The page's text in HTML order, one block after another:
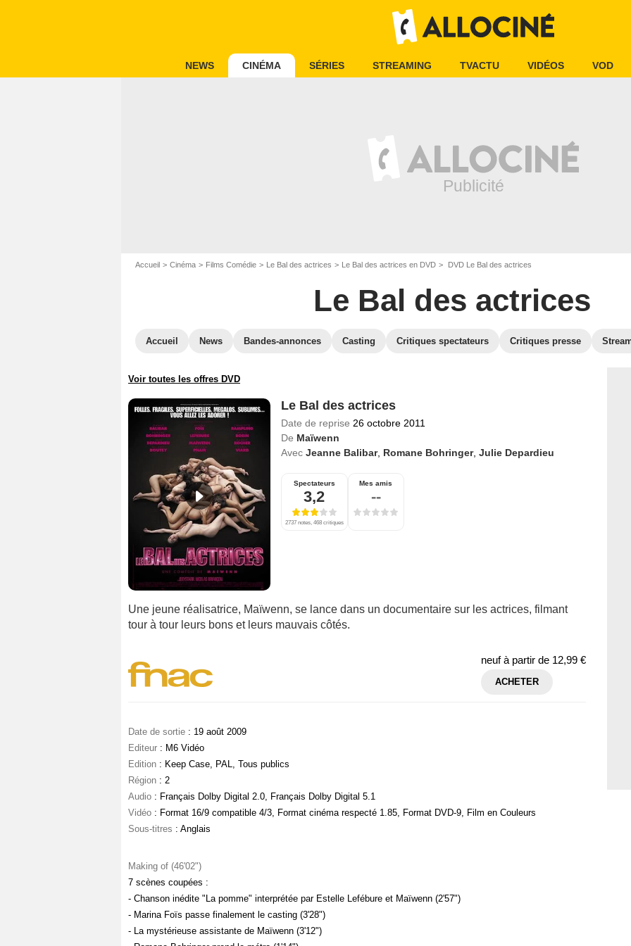
NEWS CINÉMA SÉRIES STREAMING TVACTU VIDÉOS VOD
Accueil Cinéma Films Comédie Le Bal des actrices Le Bal des actrices en DVD DVD Le Bal des actrices
Le Bal des actrices
Accueil News Bandes-annonces Casting Critiques spectateurs Critiques presse
Voir toutes les offres DVD
Le Bal des actrices
Date de reprise 26 octobre 2011
De Maïwenn
Avec Jeanne Balibar, Romane Bohringer, Julie Depardieu
Spectateurs
3,2
2737 notes, 468 critiques
Mes amis
--
Une jeune réalisatrice, Maïwenn, se lance dans un documentaire sur les actrices, filmant
tour à tour leurs bons et leurs mauvais côtés.
neuf à partir de 12,99 €
ACHETER
Date de sortie : 19 août 2009
Editeur : M6 Vidéo
Edition : Keep Case, PAL, Tous publics
Région : 2
Audio : Français Dolby Digital 2.0, Français Dolby Digital 5.1
Vidéo : Format 16/9 compatible 4/3, Format cinéma respecté 1.85, Format DVD-9, Film en Couleurs
Sous-titres : Anglais
Making of (46'02")
7 scènes coupées :
- Chanson inédite "La pomme" interprétée par Estelle Lefébure et Maïwenn (2'57")
- Marina Foïs passe finalement le casting (3'28")
- La mystérieuse assistante de Maïwenn (3'12")